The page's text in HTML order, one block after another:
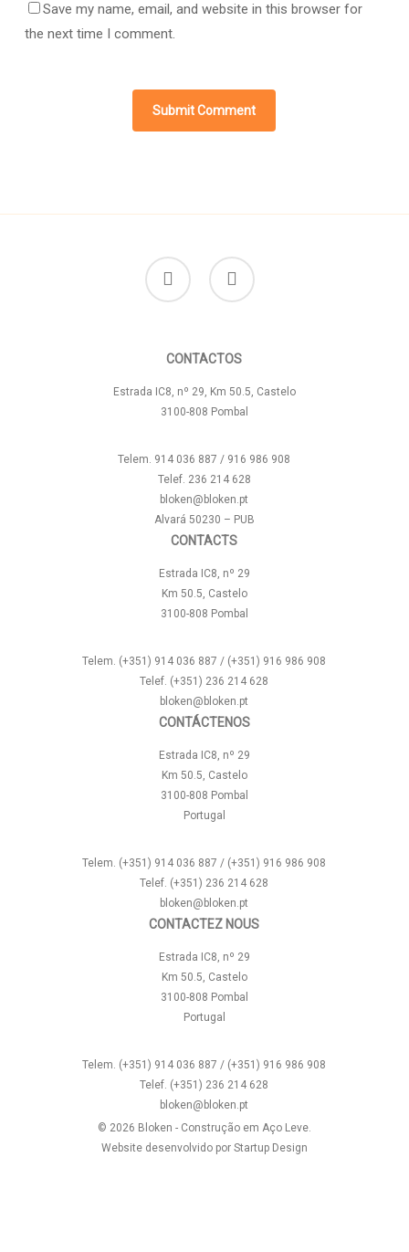
Save my name, email, and website in this browser for
the next time I comment.
facebook instagram
CONTACTOS
Estrada IC8, nº 29, Km 50.5, Castelo
3100-808 Pombal
Telem. 914 036 887 / 916 986 908
Telef. 236 214 628
bloken@bloken.pt
Alvará 50230 – PUB
CONTACTS
Estrada IC8, nº 29
Km 50.5, Castelo
3100-808 Pombal
Telem. (+351) 914 036 887 / (+351) 916 986 908
Telef. (+351) 236 214 628
bloken@bloken.pt
CONTÁCTENOS
Estrada IC8, nº 29
Km 50.5, Castelo
3100-808 Pombal
Portugal
Telem. (+351) 914 036 887 / (+351) 916 986 908
Telef. (+351) 236 214 628
bloken@bloken.pt
CONTACTEZ NOUS
Estrada IC8, nº 29
Km 50.5, Castelo
3100-808 Pombal
Portugal
Telem. (+351) 914 036 887 / (+351) 916 986 908
Telef. (+351) 236 214 628
bloken@bloken.pt
© 2026 Bloken - Construção em Aço Leve.
Website desenvolvido por Startup Design